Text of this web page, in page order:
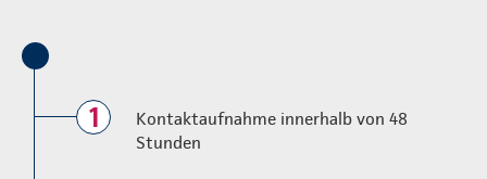
1
Kontaktaufnahme innerhalb von 48
Stunden